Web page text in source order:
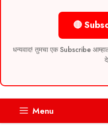
🔴
धन्यवाद! तुमचा एक Subscribe
Menu